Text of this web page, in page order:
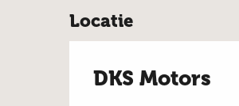
Locatie
DKS Motors